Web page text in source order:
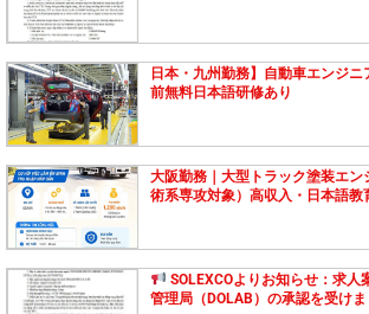
日本・九州勤務】自動車エンジニ
前無料日本語研修あり
大阪勤務｜大型トラック塗装エン
術系専攻対象）高収入・日本語教
SOLEXCOよりお知らせ：求
管理局（DOLAB）の承認を受けま